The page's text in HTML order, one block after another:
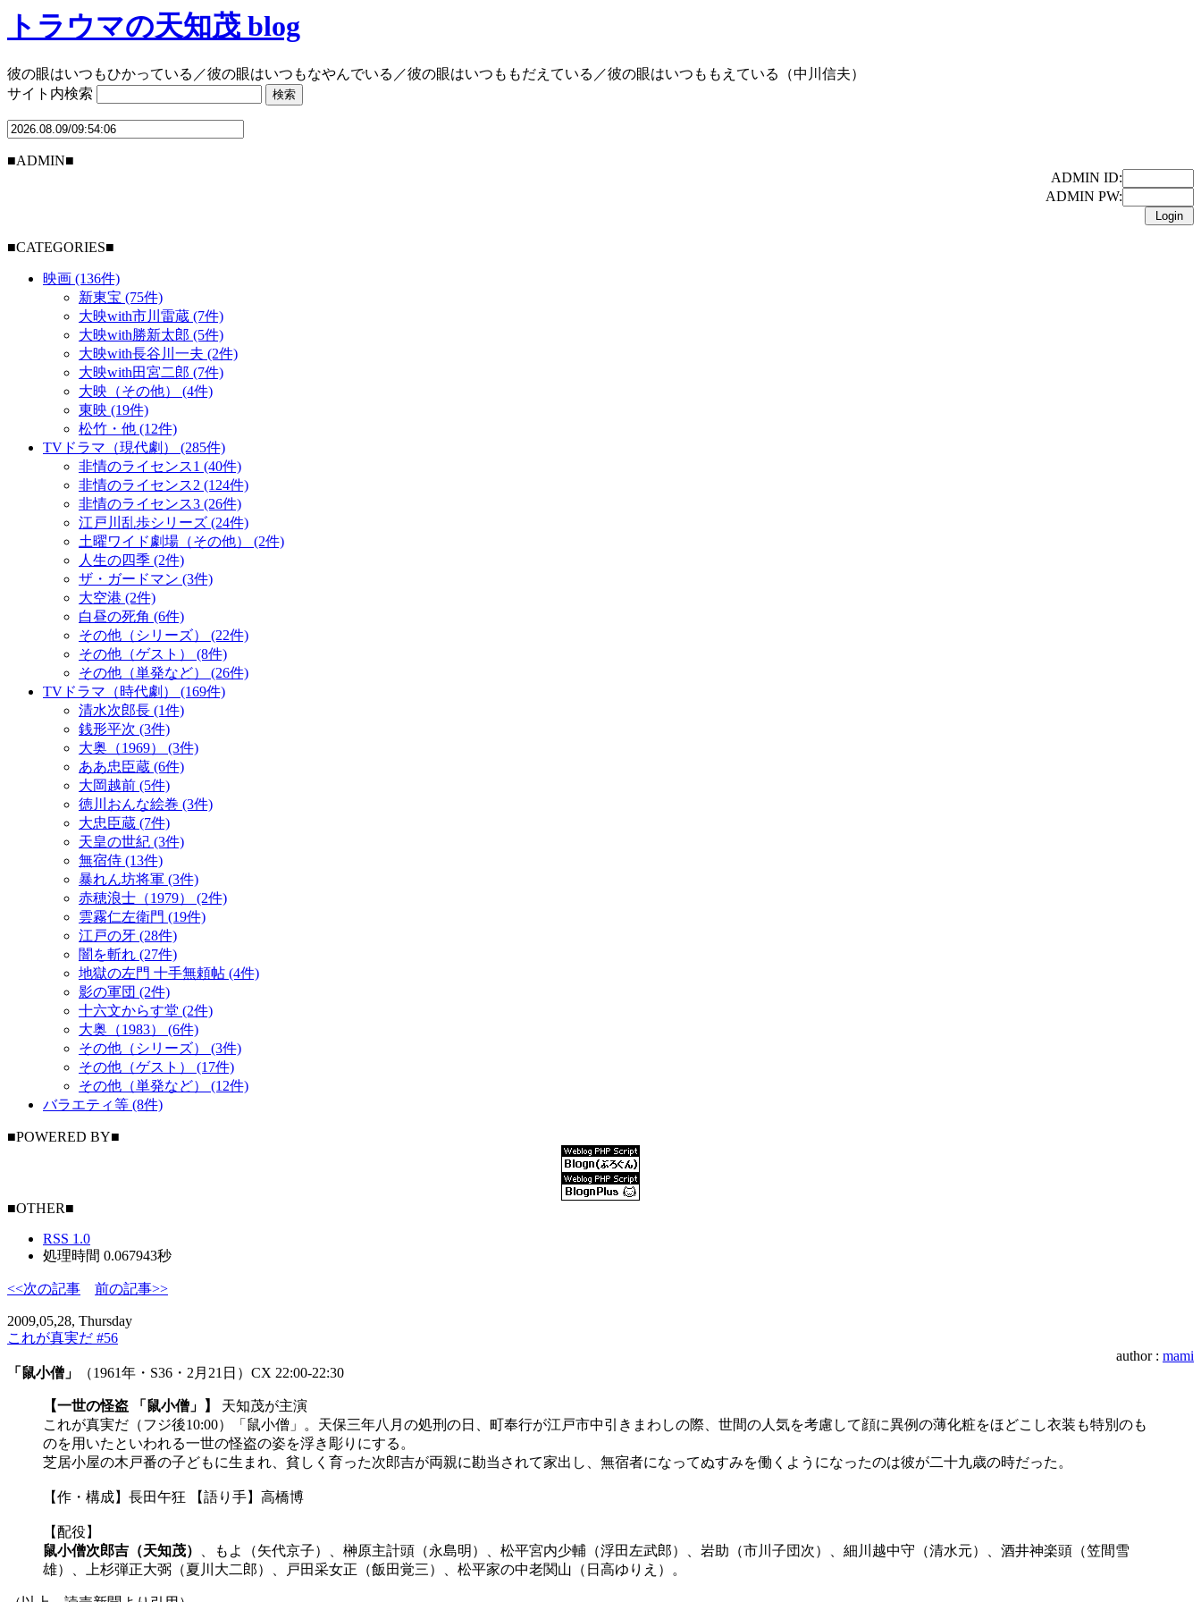
トラウマの天知茂 blog
彼の眼はいつもひかっている／彼の眼はいつもなやんでいる／彼の眼はいつももだえている／彼の眼はいつももえている（中川信夫）
サイト内検索
■ADMIN■
ADMIN ID:
ADMIN PW:
■CATEGORIES■
映画 (136件)
新東宝 (75件)
大映with市川雷蔵 (7件)
大映with勝新太郎 (5件)
大映with長谷川一夫 (2件)
大映with田宮二郎 (7件)
大映（その他） (4件)
東映 (19件)
松竹・他 (12件)
TVドラマ（現代劇） (285件)
非情のライセンス1 (40件)
非情のライセンス2 (124件)
非情のライセンス3 (26件)
江戸川乱歩シリーズ (24件)
土曜ワイド劇場（その他） (2件)
人生の四季 (2件)
ザ・ガードマン (3件)
大空港 (2件)
白昼の死角 (6件)
その他（シリーズ） (22件)
その他（ゲスト） (8件)
その他（単発など） (26件)
TVドラマ（時代劇） (169件)
清水次郎長 (1件)
銭形平次 (3件)
大奥（1969） (3件)
ああ忠臣蔵 (6件)
大岡越前 (5件)
徳川おんな絵巻 (3件)
大忠臣蔵 (7件)
天皇の世紀 (3件)
無宿侍 (13件)
暴れん坊将軍 (3件)
赤穂浪士（1979） (2件)
雲霧仁左衛門 (19件)
江戸の牙 (28件)
闇を斬れ (27件)
地獄の左門 十手無頼帖 (4件)
影の軍団 (2件)
十六文からす堂 (2件)
大奥（1983） (6件)
その他（シリーズ） (3件)
その他（ゲスト） (17件)
その他（単発など） (12件)
バラエティ等 (8件)
■POWERED BY■
■OTHER■
RSS 1.0
処理時間 0.067943秒
<<次の記事 前の記事>>
2009,05,28, Thursday
これが真実だ #56
author : mami
「鼠小僧」
（1961年・S36・2月21日）CX 22:00-22:30
【一世の怪盗 「鼠小僧」】
天知茂が主演
これが真実だ（フジ後10:00）「鼠小僧」。天保三年八月の処刑の日、町奉行が江戸市中引きまわしの際、世間の人気を考慮して顔に異例の薄化粧をほどこし衣装も特別のも
のを用いたといわれる一世の怪盗の姿を浮き彫りにする。
芝居小屋の木戸番の子どもに生まれ、貧しく育った次郎吉が両親に勘当されて家出し、無宿者になってぬすみを働くようになったのは彼が二十九歳の時だった。
【作・構成】長田午狂 【語り手】高橋博
【配役】
鼠小僧次郎吉（天知茂）
、もよ（矢代京子）、榊原主計頭（永島明）、松平宮内少輔（浮田左武郎）、岩助（市川子団次）、細川越中守（清水元）、酒井神楽頭（笠間雪
雄）、上杉弾正大弼（夏川大二郎）、戸田采女正（飯田覚三）、松平家の中老関山（日高ゆりえ）。